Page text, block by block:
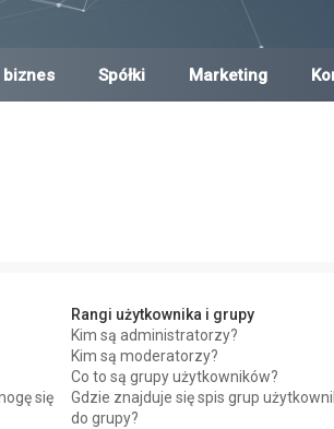
biznes Spółki Marketing
się
Rangi użytkownika i grupy
Kim są administratorzy?
Kim są moderatorzy?
Co to są grupy użytkowników?
Gdzie znajduje się spis grup
do grupy?